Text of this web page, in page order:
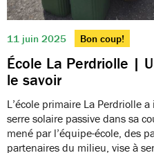
11 juin 2025 Bon coup!
École La Perdriolle |
le savoir
L’école primaire La Perdriolle
serre solaire passive dans sa
mené par l’équipe-école, des
partenaires du milieu, vise à